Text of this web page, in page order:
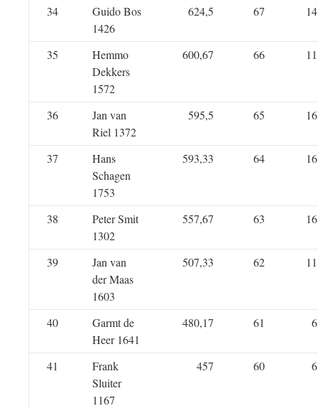
34
Guido Bos
1426
624,5 67 14
35
Hemmo
Dekkers
1572
600,67 66 11
36
Jan van
Riel 1372
595,5 65 16
37
Hans
Schagen
1753
593,33 64 16
38
Peter Smit
1302
557,67 63 16
39
Jan van
der Maas
1603
507,33 62 11
40
Garmt de
Heer 1641
480,17 61 6
41
Frank
Sluiter
1167
457 60 6